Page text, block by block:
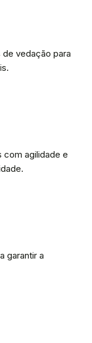
vedação para
com agilidade e
garantir a